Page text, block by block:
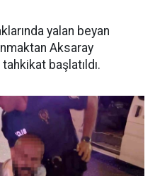
yalan beyan
Aksaray
başlatıldı.